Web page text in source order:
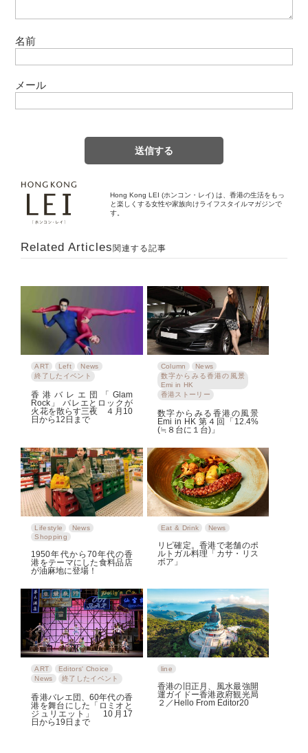
名前
メール
Hong Kong LEI (ホンコン・レイ) は、香港の生活をもっ
と楽しくする女性や家族向けライフスタイルマガジンで
す。
Related Articles 関連する記事
ART Left
News
終了したイベント
香港バレエ団「Glam
Rock」 バレエとロックが
火花を散らす三夜 ４月10
日から12日まで
Column
News
数字からみる香港の風景
Emi in HK
香港ストーリー
数字からみる香港の風景
Emi in HK 第４回「12.4%
(≒８台に１台)」
Lifestyle
News
Shopping
1950年代から70年代の香
港をテーマにした食料品店
が油麻地に登場！
Eat & Drink News
リピ確定。香港で老舗のポ
ルトガル料理「カサ・リス
ボア」
ART
Editors' Choice
News
終了したイベント
香港バレエ団、60年代の香
港を舞台にした「ロミオと
ジュリエット」 10月17
日から19日まで
line
香港の旧正月、風水最強開
運ガイドー香港政府観光局
２／Hello From Editor20